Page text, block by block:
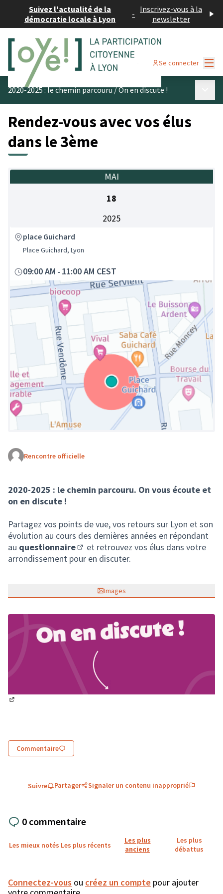
Suivez l'actualité de la
démocratie locale à Lyon
- Inscrivez-vous à la
newsletter
Se connecter
2020-2025 : le chemin parcouru/On en discute !
Rendez-vous avec vos élus
dans le 3ème
MAI
18
2025
place Guichard
Place Guichard, Lyon
09:00 AM - 11:00 AM CEST
(Lien externe)
Rencontre officielle
2020-2025 : le chemin parcouru. On vous écoute et
on en discute !
Partagez vos points de vue, vos retours sur Lyon et son
évolution au cours des dernières années en répondant
au questionnaire
(S'ouvre dans un nouvel onglet)
et retrouvez vos élus dans votre
arrondissement pour en discuter.
Images
Commentaire
Suivre Partager Signaler un contenu inapproprié
0 commentaire
Les mieux notés Les plus récents
Les plus
anciens
Les plus
débattus
Connectez-vous ou créez un compte pour ajouter